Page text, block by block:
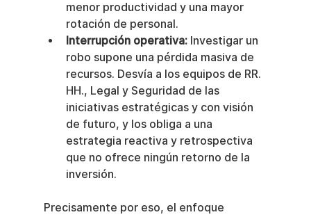
menor productividad y una mayor
rotación de personal.
Interrupción operativa: Investigar un
robo supone una pérdida masiva de
recursos. Desvía a los equipos de RR.
HH., Legal y Seguridad de las
iniciativas estratégicas y con visión
de futuro, y los obliga a una
estrategia reactiva y retrospectiva
que no ofrece ningún retorno de la
inversión.
Precisamente por eso, el enfoque